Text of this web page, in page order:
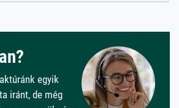
egyik
iránt, de még